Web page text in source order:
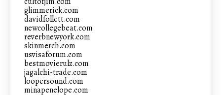
glimmerick.com
davidfollett.com
newcollegebeat.com
reverbnewyork.com
skinmerch.com
usvisaforum.com
bestmovierulz.com
jagalchi-trade.com
loopersound.com
minapenelope.com